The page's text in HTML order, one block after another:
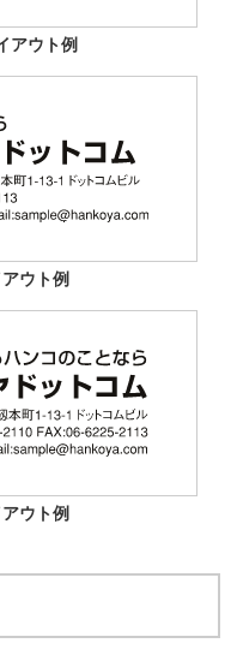
アウト例
ウト例
ウト例